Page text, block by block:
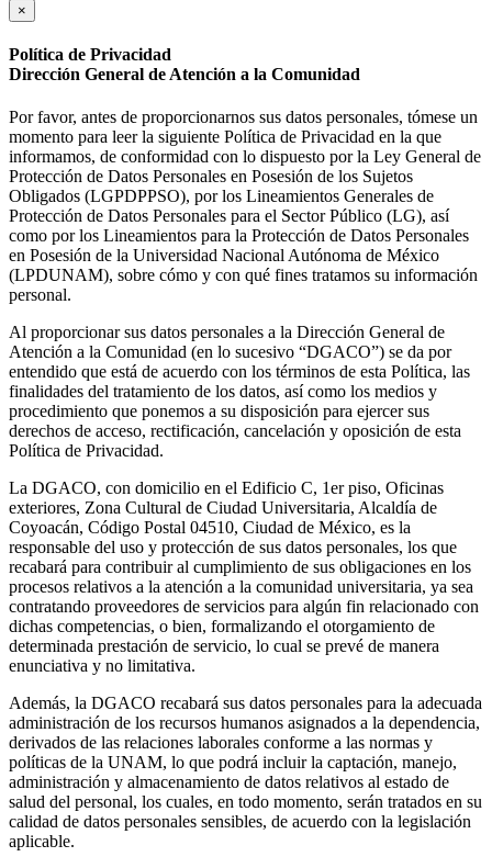
×
Política de Privacidad
Dirección General de Atención a la Comunidad
Por favor, antes de proporcionarnos sus datos personales, tómese un
momento para leer la siguiente Política de Privacidad en la que
informamos, de conformidad con lo dispuesto por la Ley General de
Protección de Datos Personales en Posesión de los Sujetos
Obligados (LGPDPPSO), por los Lineamientos Generales de
Protección de Datos Personales para el Sector Público (LG), así
como por los Lineamientos para la Protección de Datos Personales
en Posesión de la Universidad Nacional Autónoma de México
(LPDUNAM), sobre cómo y con qué fines tratamos su información
personal.
Al proporcionar sus datos personales a la Dirección General de
Atención a la Comunidad (en lo sucesivo “DGACO”) se da por
entendido que está de acuerdo con los términos de esta Política, las
finalidades del tratamiento de los datos, así como los medios y
procedimiento que ponemos a su disposición para ejercer sus
derechos de acceso, rectificación, cancelación y oposición de esta
Política de Privacidad.
La DGACO, con domicilio en el Edificio C, 1er piso, Oficinas
exteriores, Zona Cultural de Ciudad Universitaria, Alcaldía de
Coyoacán, Código Postal 04510, Ciudad de México, es la
responsable del uso y protección de sus datos personales, los que
recabará para contribuir al cumplimiento de sus obligaciones en los
procesos relativos a la atención a la comunidad universitaria, ya sea
contratando proveedores de servicios para algún fin relacionado con
dichas competencias, o bien, formalizando el otorgamiento de
determinada prestación de servicio, lo cual se prevé de manera
enunciativa y no limitativa.
Además, la DGACO recabará sus datos personales para la adecuada
administración de los recursos humanos asignados a la dependencia,
derivados de las relaciones laborales conforme a las normas y
políticas de la UNAM, lo que podrá incluir la captación, manejo,
administración y almacenamiento de datos relativos al estado de
salud del personal, los cuales, en todo momento, serán tratados en su
calidad de datos personales sensibles, de acuerdo con la legislación
aplicable.